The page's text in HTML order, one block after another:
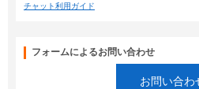
チャット利用ガイド
フォームによるお問い合わせ
お問い合わ